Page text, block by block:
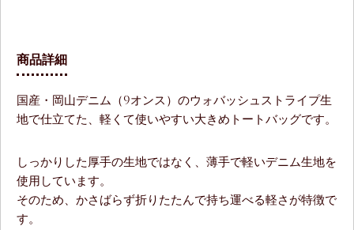
商品詳細
国産・岡山デニム（9オンス）のウォバッシュストライプ生
地で仕立てた、軽くて使いやすい大きめトートバッグです。
しっかりした厚手の生地ではなく、薄手で軽いデニム生地を
使用しています。
そのため、かさばらず折りたたんで持ち運べる軽さが特徴で
す。